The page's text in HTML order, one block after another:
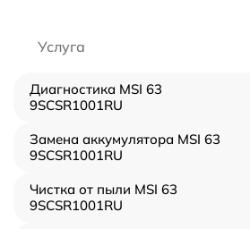
Услуга
Диагностика MSI 63
9SCSR1001RU
Замена аккумулятора MSI 63
9SCSR1001RU
Чистка от пыли MSI 63
9SCSR1001RU